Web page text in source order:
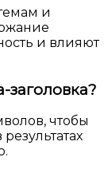
и
и влияют
заголовка?
чтобы